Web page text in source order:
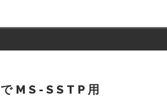
MS-SSTP用